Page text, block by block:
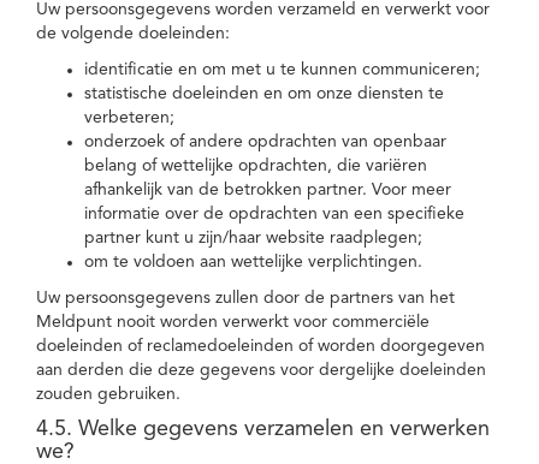
Uw persoonsgegevens worden verzameld en verwerkt voor
de volgende doeleinden:
identificatie en om met u te kunnen communiceren;
statistische doeleinden en om onze diensten te
verbeteren;
onderzoek of andere opdrachten van openbaar
belang of wettelijke opdrachten, die variëren
afhankelijk van de betrokken partner. Voor meer
informatie over de opdrachten van een specifieke
partner kunt u zijn/haar website raadplegen;
om te voldoen aan wettelijke verplichtingen.
Uw persoonsgegevens zullen door de partners van het
Meldpunt nooit worden verwerkt voor commerciële
doeleinden of reclamedoeleinden of worden doorgegeven
aan derden die deze gegevens voor dergelijke doeleinden
zouden gebruiken.
4.5. Welke gegevens verzamelen en verwerken
we?